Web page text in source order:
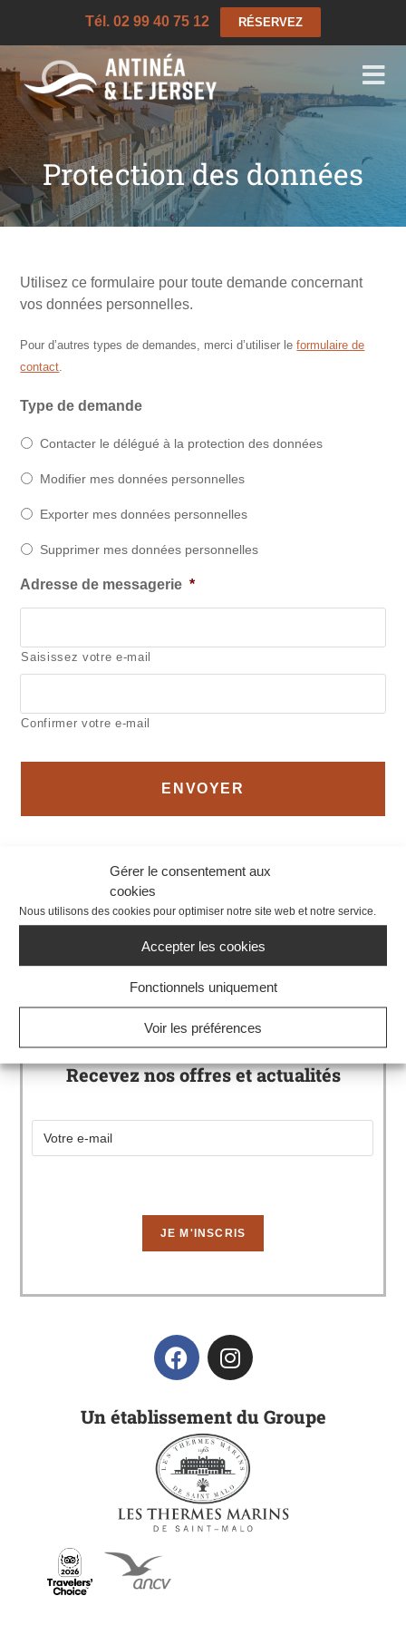
Gérer le consentement aux
cookies
Nous utilisons des cookies pour optimiser notre site web et notre service.
Accepter les cookies
Fonctionnels uniquement
Voir les préférences
Tél. 02 99 40 75 12 RÉSERVEZ
Protection des données
Utilisez ce formulaire pour toute demande concernant
vos données personnelles.
Pour d’autres types de demandes, merci d’utiliser leformulaire de
contact.
Type de demande
Contacter le délégué à la protection des données
Modifier mes données personnelles
Exporter mes données personnelles
Supprimer mes données personnelles
Adresse de messagerie *
Saisissez votre e-mail
Confirmer votre e-mail
Réservez une chambre
Recevez nos offres et actualités
Un établissement du Groupe